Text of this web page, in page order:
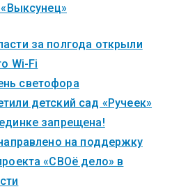
за полгода открыли
Wi-Fi
светофора
детский сад «Ручеек»
запрещена!
на поддержку
«СВОё дело» в